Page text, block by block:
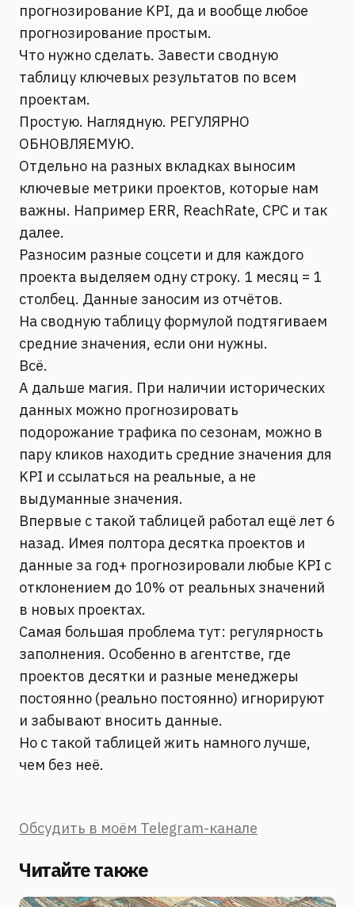
прогнозирование KPI, да и вообще любое
прогнозирование простым.
Что нужно сделать. Завести сводную
таблицу ключевых результатов по всем
проектам.
Простую. Наглядную. РЕГУЛЯРНО
ОБНОВЛЯЕМУЮ.
Отдельно на разных вкладках выносим
ключевые метрики проектов, которые нам
важны. Например ERR, ReachRate, CPC и так
далее.
Разносим разные соцсети и для каждого
проекта выделяем одну строку. 1 месяц = 1
столбец. Данные заносим из отчётов.
На сводную таблицу формулой подтягиваем
средние значения, если они нужны.
Всё.
А дальше магия. При наличии исторических
данных можно прогнозировать
подорожание трафика по сезонам, можно в
пару кликов находить средние значения для
KPI и ссылаться на реальные, а не
выдуманные значения.
Впервые с такой таблицей работал ещё лет 6
назад. Имея полтора десятка проектов и
данные за год+ прогнозировали любые KPI с
отклонением до 10% от реальных значений
в новых проектах.
Самая большая проблема тут: регулярность
заполнения. Особенно в агентстве, где
проектов десятки и разные менеджеры
постоянно (реально постоянно) игнорируют
и забывают вносить данные.
Но с такой таблицей жить намного лучше,
чем без неё.
Обсудить в моём Telegram-канале
Читайте также